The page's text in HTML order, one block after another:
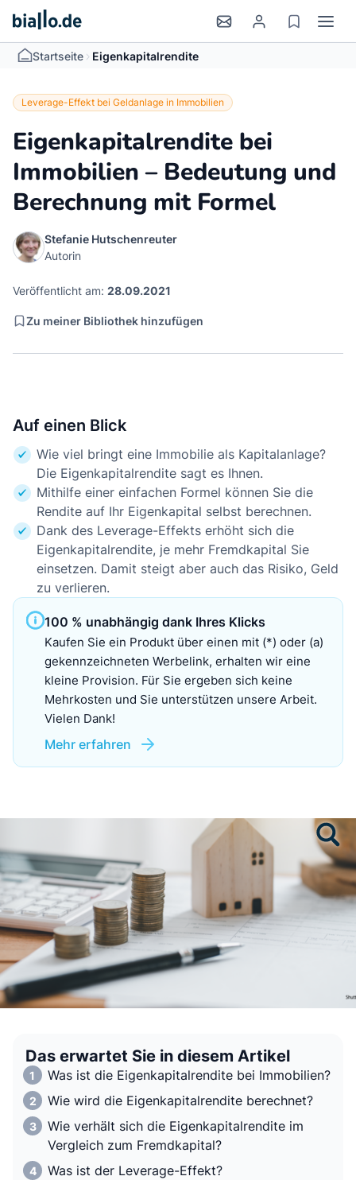
Startseite > Eigenkapitalrendite
Leverage-Effekt bei Geldanlage in Immobilien
Eigenkapitalrendite bei
Immobilien – Bedeutung und
Berechnung mit Formel
Stefanie Hutschenreuter
Autorin
Veröffentlicht am: 28.09.2021
Zu meiner Bibliothek hinzufügen
Auf einen Blick
Wie viel bringt eine Immobilie als Kapitalanlage?
Die Eigenkapitalrendite sagt es Ihnen.
Mithilfe einer einfachen Formel können Sie die
Rendite auf Ihr Eigenkapital selbst berechnen.
Dank des Leverage-Effekts erhöht sich die
Eigenkapitalrendite, je mehr Fremdkapital Sie
einsetzen. Damit steigt aber auch das Risiko, Geld
zu verlieren.
100 % unabhängig dank Ihres Klicks
Kaufen Sie ein Produkt über einen mit (*) oder (a)
gekennzeichneten Werbelink, erhalten wir eine
kleine Provision. Für Sie ergeben sich keine
Mehrkosten und Sie unterstützen unsere Arbeit.
Vielen Dank!
Mehr erfahren
Das erwartet Sie in diesem Artikel
Was ist die Eigenkapitalrendite bei Immobilien?
Wie wird die Eigenkapitalrendite berechnet?
Wie verhält sich die Eigenkapitalrendite im
Vergleich zum Fremdkapital?
Was ist der Leverage-Effekt?